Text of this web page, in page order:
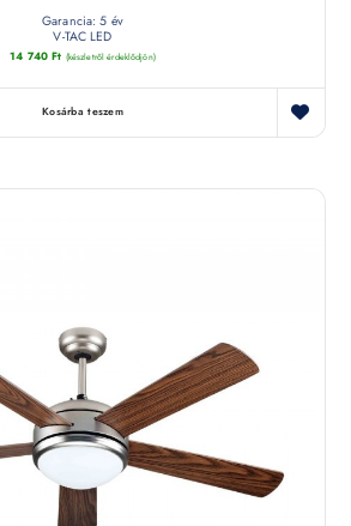
Garancia: 5 év
V-TAC LED
14 740Ft (készletről érdeklődjön)
Kosárba teszem